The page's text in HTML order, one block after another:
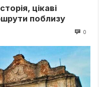
цікаві
поблизу
0